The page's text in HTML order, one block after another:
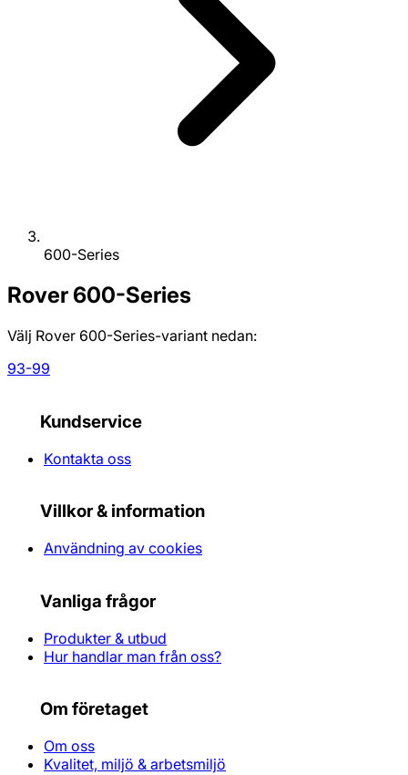
600-Series
Rover 600-Series
Välj Rover 600-Series-variant nedan:
93-99
Kundservice
Kontakta oss
Villkor & information
Användning av cookies
Vanliga frågor
Produkter & utbud
Hur handlar man från oss?
Om företaget
Om oss
Kvalitet, miljö & arbetsmiljö